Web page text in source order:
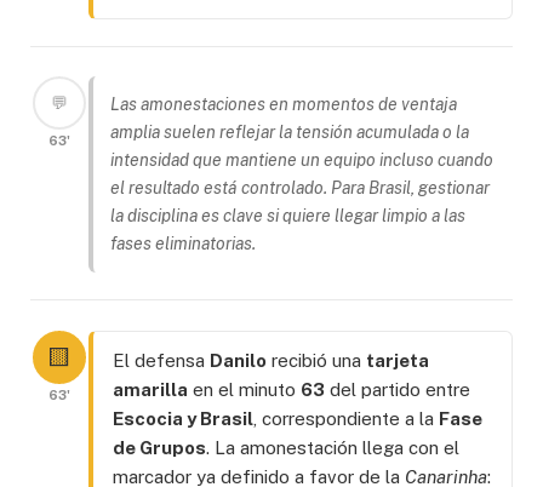
💬
63'
Las amonestaciones en momentos de ventaja
amplia suelen reflejar la tensión acumulada o la
intensidad que mantiene un equipo incluso cuando
el resultado está controlado. Para Brasil, gestionar
la disciplina es clave si quiere llegar limpio a las
fases eliminatorias.
🟨
63'
El defensa Danilo recibió una tarjeta
amarilla en el minuto 63 del partido entre
Escocia y Brasil , correspondiente a la Fase
de Grupos. La amonestación llega con el
marcador ya definido a favor de la Canarinha: